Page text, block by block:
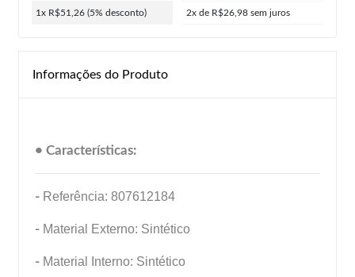
1x R$51,26 (5% desconto) 2x de R$26,98 sem juros
Informações do Produto
• Características:
- Referência: 807612184
- Material Externo: Sintético
- Material Interno: Sintético